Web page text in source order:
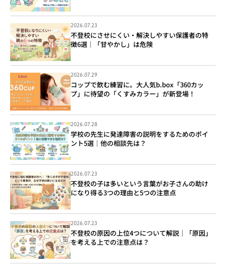
2026.07.23
不登校にさせにくい・解決しやすい保護者の特
徴6選｜「甘やかし」は危険
2026.07.29
コップで飲む練習に。大人気b.box「360カッ
プ」に待望の「くすみカラー」が新登場！
2026.07.28
学校の先生に発達障害の説明をするためのポイ
ント5選｜他の相談先は？
2026.07.23
不登校の子は多いという言葉がお子さんの助け
になり得る3つの理由と5つの注意点
2026.07.23
不登校の原因の上位4つについて解説｜「原因」
を考える上での注意点は？